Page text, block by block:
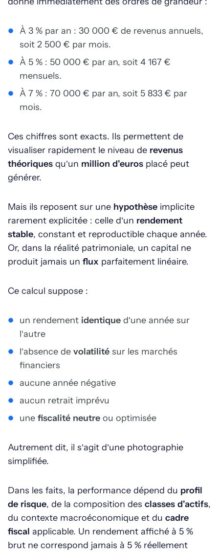
À 3 % par an : 30 000 € de revenus annuels,
soit 2 500 € par mois.
À 5 % : 50 000 € par an, soit 4 167 €
mensuels.
À 7 % : 70 000 € par an, soit 5 833 € par
mois.
Ces chiffres sont exacts. Ils permettent de
visualiser rapidement le niveau de revenus
théoriques qu’un million d'euros placé peut
générer.
Mais ils reposent sur une hypothèse implicite
rarement explicitée : celle d’un rendement
stable, constant et reproductible chaque année.
Or, dans la réalité patrimoniale, un capital ne
produit jamais un flux parfaitement linéaire.
Ce calcul suppose :
un rendement identique d’une année sur
l’autre
l’absence de volatilité sur les marchés
financiers
aucune année négative
aucun retrait imprévu
une fiscalité neutre ou optimisée
Autrement dit, il s’agit d’une photographie
simplifiée.
Dans les faits, la performance dépend du profil
de risque, de la composition des classes d'actifs,
du contexte macroéconomique et du cadre
fiscal applicable. Un rendement affiché à 5 %
brut ne correspond jamais à 5 % réellement